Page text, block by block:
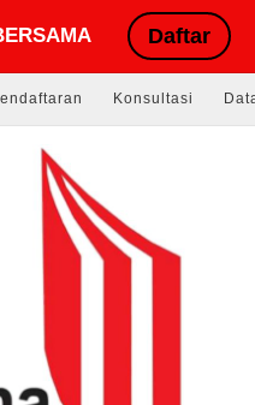
Daftar
Konsultasi